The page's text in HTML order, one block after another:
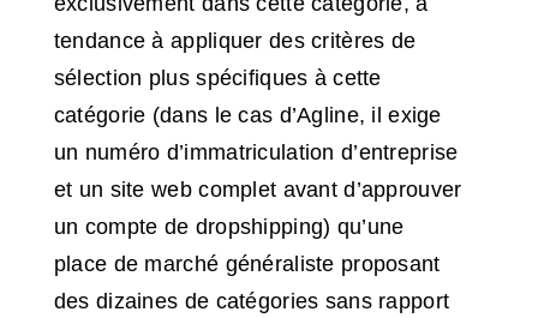
tendance à appliquer des critères de
sélection plus spécifiques à cette
catégorie (dans le cas d’Agline, il exige
un numéro d’immatriculation d’entreprise
et un site web complet avant d’approuver
un compte de dropshipping) qu’une
place de marché généraliste proposant
des dizaines de catégories sans rapport